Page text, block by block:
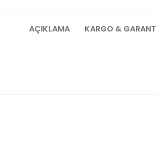
AÇIKLAMA KARGO &